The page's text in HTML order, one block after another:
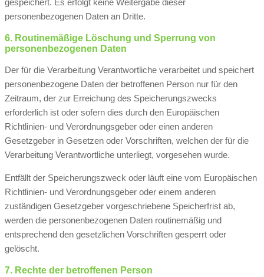
personenbezogenen Daten an Dritte.
6. Routinemäßige Löschung und Sperrung von
personenbezogenen Daten
Der für die Verarbeitung Verantwortliche verarbeitet und speichert
personenbezogene Daten der betroffenen Person nur für den
Zeitraum, der zur Erreichung des Speicherungszwecks
erforderlich ist oder sofern dies durch den Europäischen
Richtlinien- und Verordnungsgeber oder einen anderen
Gesetzgeber in Gesetzen oder Vorschriften, welchen der für die
Verarbeitung Verantwortliche unterliegt, vorgesehen wurde.
Entfällt der Speicherungszweck oder läuft eine vom Europäischen
Richtlinien- und Verordnungsgeber oder einem anderen
zuständigen Gesetzgeber vorgeschriebene Speicherfrist ab,
werden die personenbezogenen Daten routinemäßig und
entsprechend den gesetzlichen Vorschriften gesperrt oder
gelöscht.
7. Rechte der betroffenen Person